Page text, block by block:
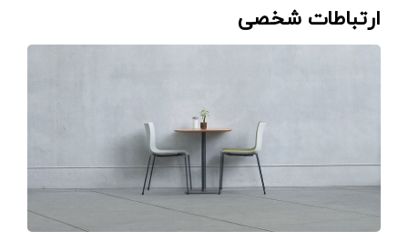
ارتباطات شخصی